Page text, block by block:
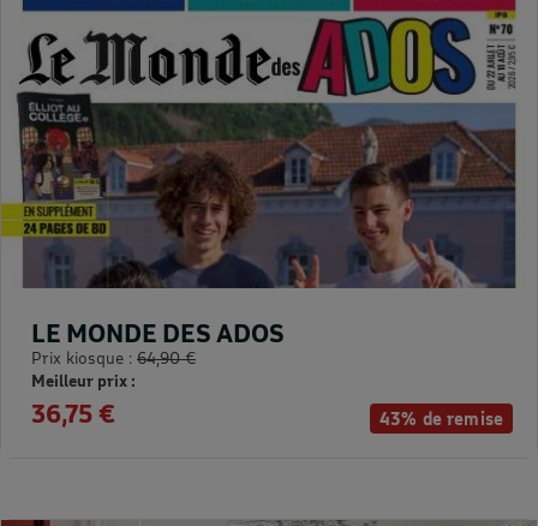
43% de remise
LE MONDE DES ADOS
Prix kiosque : 64,90 €
Meilleur prix :
36,75 €